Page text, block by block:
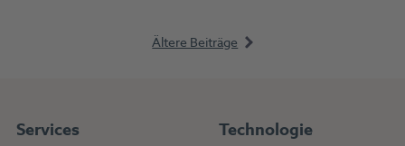
Ältere Beiträge
Services Technologie